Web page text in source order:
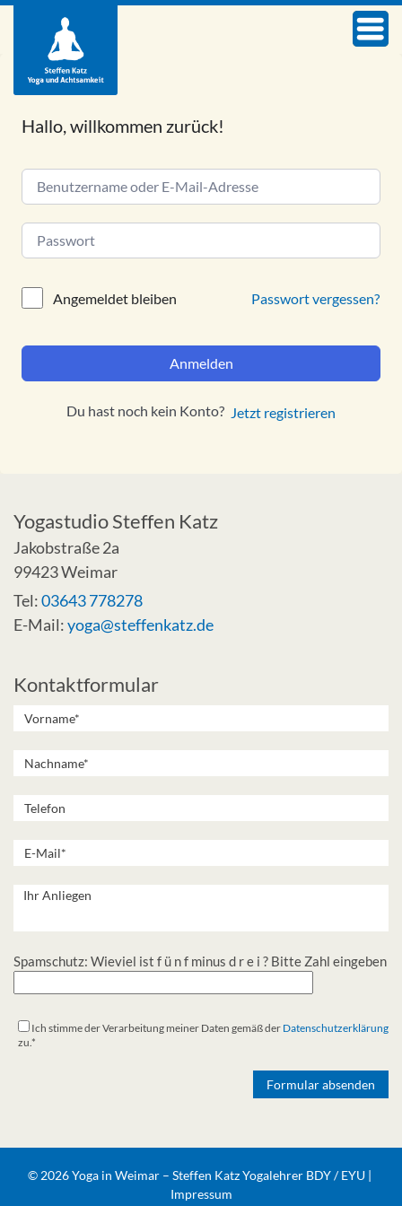
Hallo, willkommen zurück!
Alternative:
Angemeldet bleiben Passwort vergessen?
Anmelden
Du hast noch kein Konto? Jetzt registrieren
Yogastudio Steffen Katz
Jakobstraße 2a
99423 Weimar
Tel:03643 778278
E-Mail:yoga@steffenkatz.de
Kontaktformular
Spamschutz: Wieviel ist f ü n f minus d r e i ? Bitte Zahl eingeben
Ich stimme der Verarbeitung meiner Daten gemäß der Datenschutzerklärung
zu.*
© 2026 Yoga in Weimar – Steffen Katz Yogalehrer BDY / EYU |
Impressum